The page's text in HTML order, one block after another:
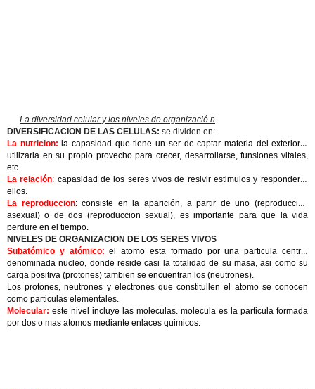
La diversidad celular y los niveles de organizació n.
DIVERSIFICACION DE LAS CELULAS: se dividen en:
La nutricion: la capasidad que tiene un ser de captar materia del exterior y
utilizarla en su propio provecho para crecer, desarrollarse, funsiones vitales,
etc.
La relación: capasidad de los seres vivos de resivir estimulos y responder a
ellos.
La reproduccion: consiste en la aparición, a partir de uno (reproduccion
asexual) o de dos (reproduccion sexual), es importante para que la vida
perdure en el tiempo.
NIVELES DE ORGANIZACION DE LOS SERES VIVOS
Subatómico y atómico: el atomo esta formado por una particula central
denominada nucleo, donde reside casi la totalidad de su masa, asi como su
carga positiva (protones) tambien se encuentran los (neutrones).
Los protones, neutrones y electrones que constitullen el atomo se conocen
como particulas elementales.
Molecular: este nivel incluye las moleculas. molecula es la particula formada
por dos o mas atomos mediante enlaces quimicos.